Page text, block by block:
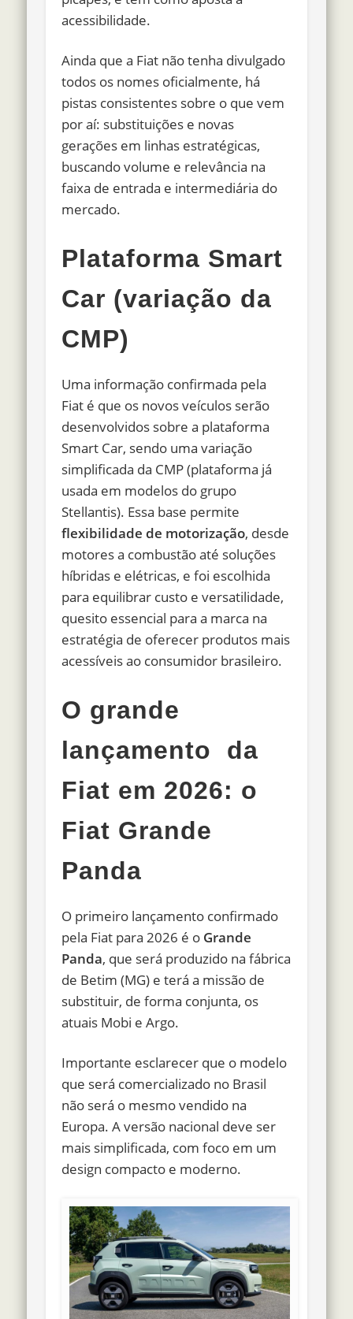
acessibilidade.
Ainda que a Fiat não tenha divulgado
todos os nomes oficialmente, há
pistas consistentes sobre o que vem
por aí: substituições e novas
gerações em linhas estratégicas,
buscando volume e relevância na
faixa de entrada e intermediária do
mercado.
Plataforma Smart
Car (variação da
CMP)
Uma informação confirmada pela
Fiat é que os novos veículos serão
desenvolvidos sobre a plataforma
Smart Car, sendo uma variação
simplificada da CMP (plataforma já
usada em modelos do grupo
Stellantis). Essa base permite
flexibilidade de motorização, desde
motores a combustão até soluções
híbridas e elétricas, e foi escolhida
para equilibrar custo e versatilidade,
quesito essencial para a marca na
estratégia de oferecer produtos mais
acessíveis ao consumidor brasileiro.
O grande
lançamento da
Fiat em 2026: o
Fiat Grande
Panda
O primeiro lançamento confirmado
pela Fiat para 2026 é o Grande
Panda, que será produzido na fábrica
de Betim (MG) e terá a missão de
substituir, de forma conjunta, os
atuais Mobi e Argo.
Importante esclarecer que o modelo
que será comercializado no Brasil
não será o mesmo vendido na
Europa. A versão nacional deve ser
mais simplificada, com foco em um
design compacto e moderno.